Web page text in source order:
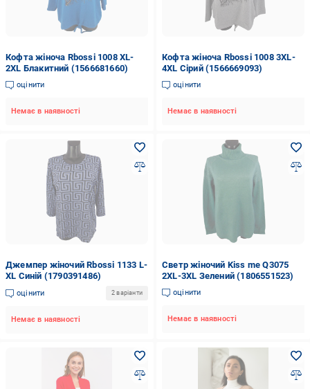
Кофта жіноча Rbossi 1008 XL-
2XL Блакитний (1566681660)
оцінити
Немає в наявності
Кофта жіноча Rbossi 1008 3XL-
4XL Сірий (1566669093)
оцінити
Немає в наявності
Джемпер жіночий Rbossi 1133 L-
XL Синій (1790391486)
оцінити 2 варіанти
Немає в наявності
Светр жіночий Kiss me Q3075
2XL-3XL Зелений (1806551523)
оцінити
Немає в наявності